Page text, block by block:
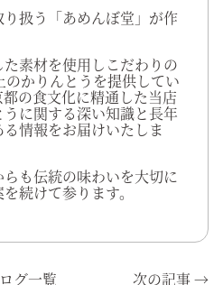
扱う「あめんぼ堂」が作
素材を使用しこだわりの
かりんとうを提供してい
の食文化に精通した当店
に関する深い知識と長年
情報をお届けいたしま
も伝統の味わいを大切に
続けて参ります。
グ一覧 次の記事→